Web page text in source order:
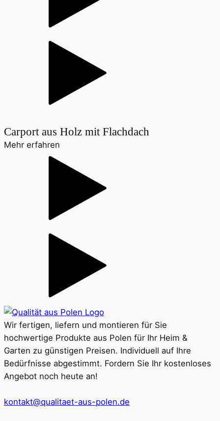
Carport aus Holz mit Flachdach
Mehr erfahren
Wir fertigen, liefern und montieren für Sie
hochwertige Produkte aus Polen für Ihr Heim &
Garten zu günstigen Preisen. Individuell auf Ihre
Bedürfnisse abgestimmt. Fordern Sie Ihr kostenloses
Angebot noch heute an!
kontakt@qualitaet-aus-polen.de